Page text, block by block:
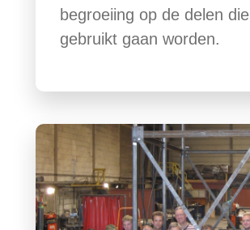
begroeiing op de delen die
gebruikt gaan worden.